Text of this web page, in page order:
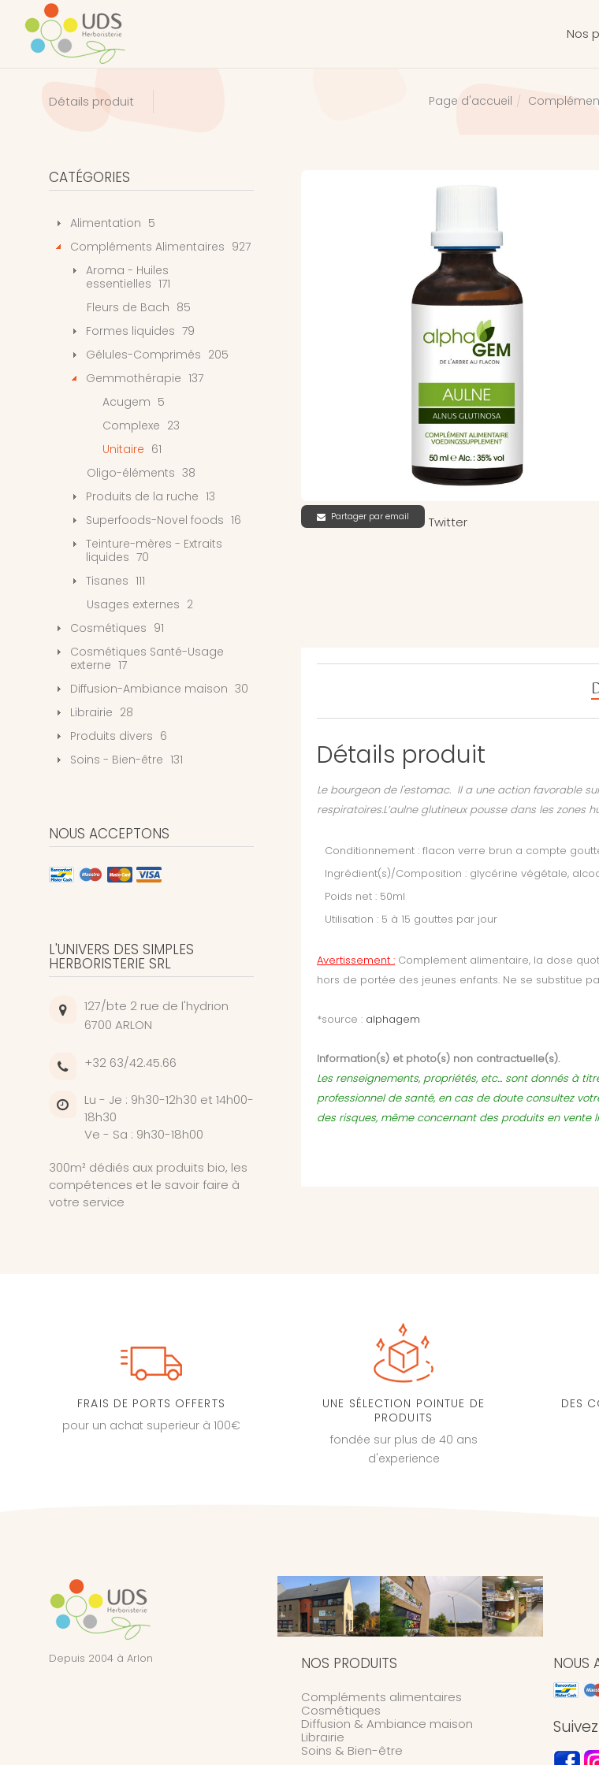
Nos
Détails produit Page d'accueil
Partager par email Twitter
Détails produit
Le bourgeon de l'estomac. Il a une action favorable
respiratoires.L’aulne glutineux pousse dans les zones
Conditionnement : flacon verre brun a compte
Ingrédient(s)/Composition : glycérine végétale,
Poids net : 50ml
Utilisation : 5 à 15 gouttes par jour
Avertissement : Complement alimentaire, la dose
hors de portée des jeunes enfants. Ne se substitue
*source : alphagem
Information(s) et photo(s) non contractuelle(s).
Les renseignements, propriétés, etc... sont donnés à
professionnel de santé, en cas de doute consultez
des risques, même concernant des produits en vente
CATÉGORIES
Alimentation 5
Compléments Alimentaires 927
Aroma - Huiles
essentielles 171
Fleurs de Bach 85
Formes liquides 79
Gélules-Comprimés 205
Gemmothérapie 137
Acugem 5
Complexe 23
Unitaire 61
Oligo-éléments 38
Produits de la ruche 13
Superfoods-Novel foods 16
Teinture-mères - Extraits
liquides 70
Tisanes 111
Usages externes 2
Cosmétiques 91
Cosmétiques Santé-Usage
externe 17
Diffusion-Ambiance maison 30
Librairie 28
Produits divers 6
Soins - Bien-être 131
NOUS ACCEPTONS
L'UNIVERS DES SIMPLES
HERBORISTERIE SRL
127/bte 2 rue de l'hydrion
6700 ARLON
+32 63/42.45.66
Lu - Je : 9h30-12h30 et 14h00-
18h30
Ve - Sa : 9h30-18h00
300m² dédiés aux produits bio, les
compétences et le savoir faire à
votre service
FRAIS DE PORTS OFFERTS
pour un achat superieur à 100€
UNE SÉLECTION POINTUE DE
PRODUITS
fondée sur plus de 40 ans
d'experience
DES
Depuis 2004 à Arlon NOS PRODUITS
Compléments alimentaires
Cosmétiques
Diffusion & Ambiance maison
Librairie
Soins & Bien-être
NOUS